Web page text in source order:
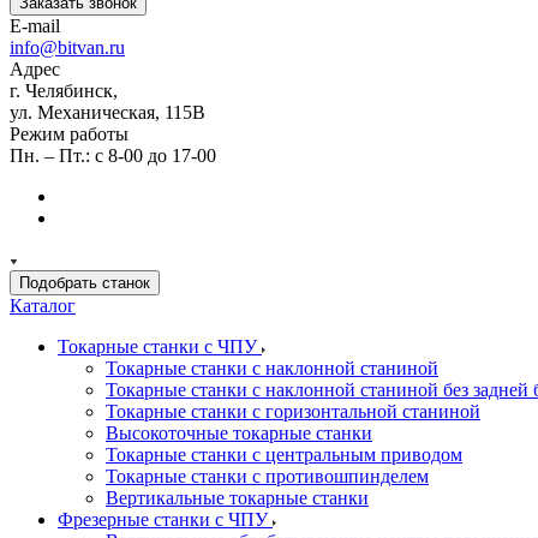
E-mail
info@bitvan.ru
Адрес
г. Челябинск,
ул. Механическая, 115В
Режим работы
Пн. – Пт.: с 8-00 до 17-00
Подобрать станок
Каталог
Токарные станки с ЧПУ
Токарные станки с наклонной станиной
Токарные станки с наклонной станиной без задней
Токарные станки с горизонтальной станиной
Высокоточные токарные станки
Токарные станки с центральным приводом
Токарные станки с противошпинделем
Вертикальные токарные станки
Фрезерные станки с ЧПУ